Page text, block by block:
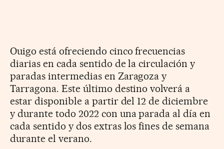
Ouigo está ofreciendo cinco frecuencias
diarias en cada sentido de la circulación y
paradas intermedias en Zaragoza y
Tarragona. Este último destino volverá a
estar disponible a partir del 12 de diciembre
y durante todo 2022 con una parada al día en
cada sentido y dos extras los fines de semana
durante el verano.